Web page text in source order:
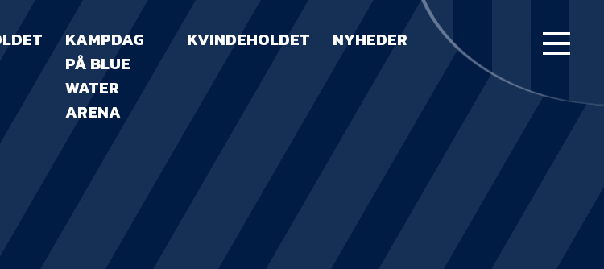
KAMPDAG
PÅ BLUE
WATER
ARENA
KVINDEHOLDET NYHEDER FORSIDE